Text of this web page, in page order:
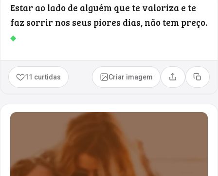
Estar ao lado de alguém que te valoriza e te
faz sorrir nos seus piores dias, não tem preço.
◆
11 curtidas Criar imagem Compartilhar
Copiar